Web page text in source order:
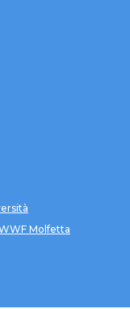
Molfetta